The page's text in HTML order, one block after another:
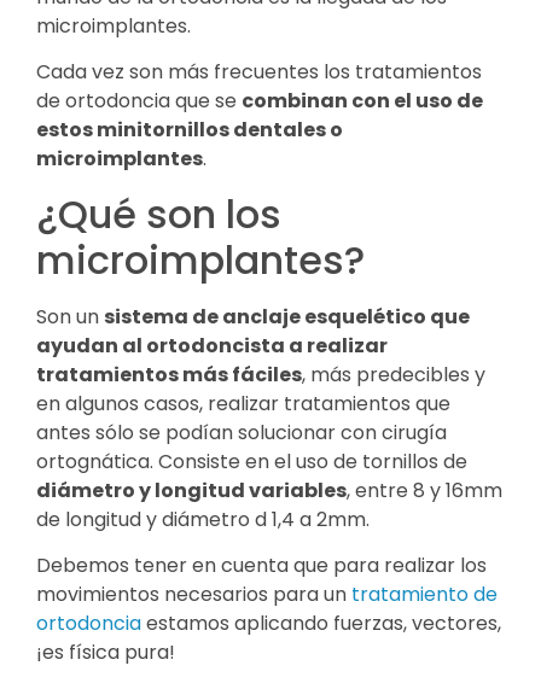
microimplantes.
Cada vez son más frecuentes los tratamientos
de ortodoncia que se combinan con el uso de
estos minitornillos dentales o
microimplantes.
¿Qué son los
microimplantes?
Son un sistema de anclaje esquelético que
ayudan al ortodoncista a realizar
tratamientos más fáciles, más predecibles y
en algunos casos, realizar tratamientos que
antes sólo se podían solucionar con cirugía
ortognática. Consiste en el uso de tornillos de
diámetro y longitud variables, entre 8 y 16mm
de longitud y diámetro d 1,4 a 2mm.
Debemos tener en cuenta que para realizar los
movimientos necesarios para un tratamiento de
ortodonciaestamos aplicando fuerzas, vectores,
¡es física pura!